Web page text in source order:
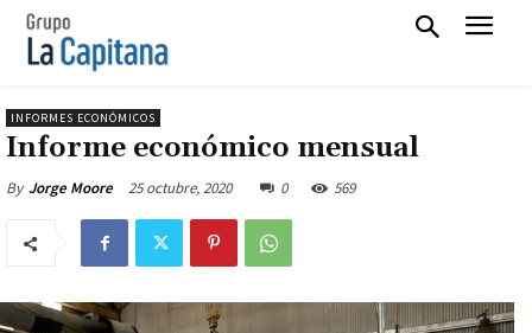
INFORMES ECONÓMICOS
Informe económico mensual
By Jorge Moore 25 octubre, 2020 0 569